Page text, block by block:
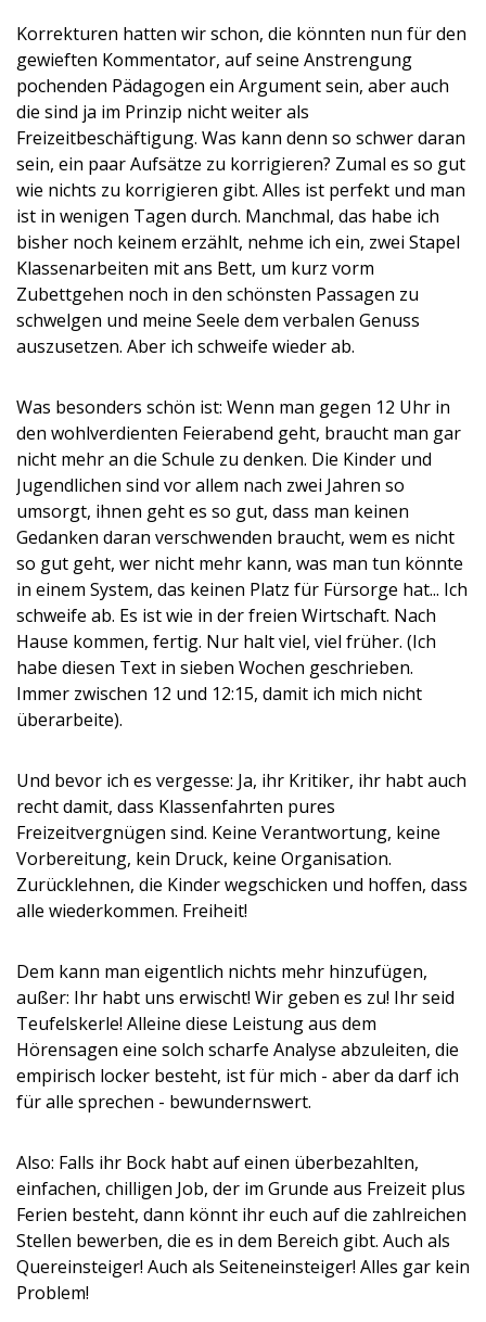
Korrekturen hatten wir schon, die könnten nun für den
gewieften Kommentator, auf seine Anstrengung
pochenden Pädagogen ein Argument sein, aber auch
die sind ja im Prinzip nicht weiter als
Freizeitbeschäftigung. Was kann denn so schwer daran
sein, ein paar Aufsätze zu korrigieren? Zumal es so gut
wie nichts zu korrigieren gibt. Alles ist perfekt und man
ist in wenigen Tagen durch. Manchmal, das habe ich
bisher noch keinem erzählt, nehme ich ein, zwei Stapel
Klassenarbeiten mit ans Bett, um kurz vorm
Zubettgehen noch in den schönsten Passagen zu
schwelgen und meine Seele dem verbalen Genuss
auszusetzen. Aber ich schweife wieder ab.
Was besonders schön ist: Wenn man gegen 12 Uhr in
den wohlverdienten Feierabend geht, braucht man gar
nicht mehr an die Schule zu denken. Die Kinder und
Jugendlichen sind vor allem nach zwei Jahren so
umsorgt, ihnen geht es so gut, dass man keinen
Gedanken daran verschwenden braucht, wem es nicht
so gut geht, wer nicht mehr kann, was man tun könnte
in einem System, das keinen Platz für Fürsorge hat... Ich
schweife ab. Es ist wie in der freien Wirtschaft. Nach
Hause kommen, fertig. Nur halt viel, viel früher. (Ich
habe diesen Text in sieben Wochen geschrieben.
Immer zwischen 12 und 12:15, damit ich mich nicht
überarbeite).
Und bevor ich es vergesse: Ja, ihr Kritiker, ihr habt auch
recht damit, dass Klassenfahrten pures
Freizeitvergnügen sind. Keine Verantwortung, keine
Vorbereitung, kein Druck, keine Organisation.
Zurücklehnen, die Kinder wegschicken und hoffen, dass
alle wiederkommen. Freiheit!
Dem kann man eigentlich nichts mehr hinzufügen,
außer: Ihr habt uns erwischt! Wir geben es zu! Ihr seid
Teufelskerle! Alleine diese Leistung aus dem
Hörensagen eine solch scharfe Analyse abzuleiten, die
empirisch locker besteht, ist für mich - aber da darf ich
für alle sprechen - bewundernswert.
Also: Falls ihr Bock habt auf einen überbezahlten,
einfachen, chilligen Job, der im Grunde aus Freizeit plus
Ferien besteht, dann könnt ihr euch auf die zahlreichen
Stellen bewerben, die es in dem Bereich gibt. Auch als
Quereinsteiger! Auch als Seiteneinsteiger! Alles gar kein
Problem!